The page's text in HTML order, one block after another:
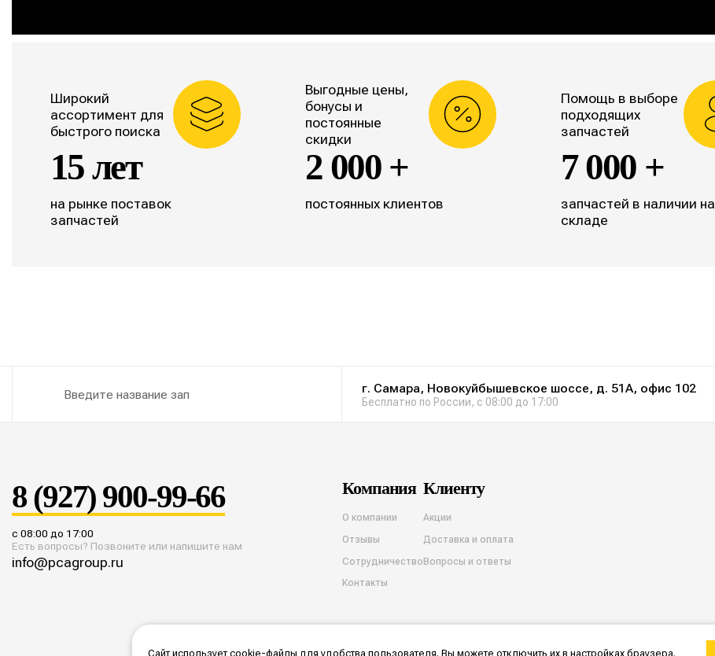
Широкий
ассортимент для
быстрого поиска
15 лет
на рынке поставок
запчастей
Выгодные цены,
бонусы и
постоянные
скидки
2 000 +
постоянных клиентов
Помощь в выборе
подходящих
запчастей
7 000 +
запчастей в наличии на
складе
г. Самара, Новокуйбышевское шоссе, д. 51А, офис 102
Бесплатно по России, с 08:00 до 17:00
8 (927) 900-99-66
с 08:00 до 17:00
Есть вопросы? Позвоните или напишите нам
info@pcagroup.ru
Компания
О компании
Отзывы
Сотрудничество
Контакты
Клиенту
Акции
Доставка и оплата
Вопросы и ответы
Сайт использует cookie-файлы для удобства пользователя. Вы можете отключить их в настройках браузера.